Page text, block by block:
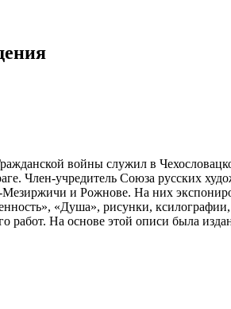
войны служил в
Член-учредитель Союза русских
Мезиржичи и Рожнове. На них
«Душа», рисунки,
работ. На основе этой описи была